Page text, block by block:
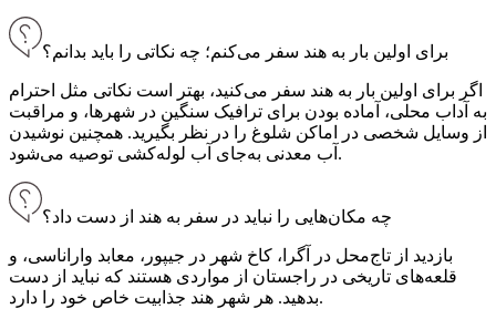
برای اولین بار به هند سفر می‌کنم؛ چه نکاتی را باید بدانم؟
اگر برای اولین بار به هند سفر می‌کنید، بهتر است نکاتی مثل احترام
به آداب محلی، آماده بودن برای ترافیک سنگین در شهرها، و مراقبت
از وسایل شخصی در اماکن شلوغ را در نظر بگیرید. همچنین نوشیدن
آب معدنی به‌جای آب لوله‌کشی توصیه می‌شود.
چه مکان‌هایی را نباید در سفر به هند از دست داد؟
بازدید از تاج‌محل در آگرا، کاخ شهر در جیپور، معابد واراناسی، و
قلعه‌های تاریخی در راجستان از مواردی هستند که نباید از دست
بدهید. هر شهر هند جذابیت خاص خود را دارد.